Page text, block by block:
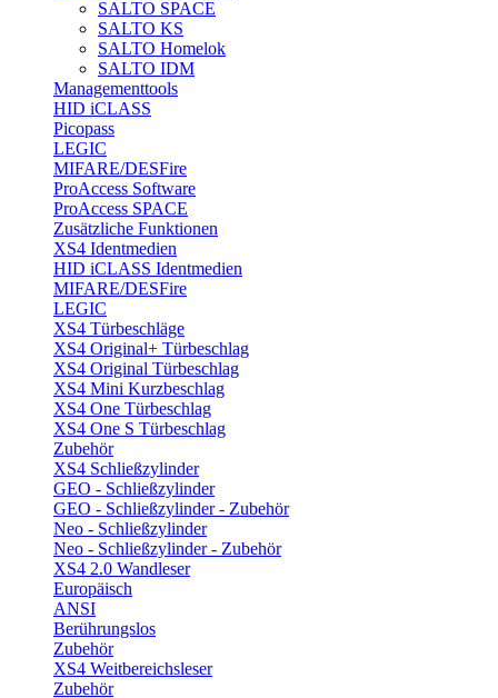
SALTO SPACE
SALTO KS
SALTO Homelok
SALTO IDM
Managementtools
HID iCLASS
Picopass
LEGIC
MIFARE/DESFire
ProAccess Software
ProAccess SPACE
Zusätzliche Funktionen
XS4 Identmedien
HID iCLASS Identmedien
MIFARE/DESFire
LEGIC
XS4 Türbeschläge
XS4 Original+ Türbeschlag
XS4 Original Türbeschlag
XS4 Mini Kurzbeschlag
XS4 One Türbeschlag
XS4 One S Türbeschlag
Zubehör
XS4 Schließzylinder
GEO - Schließzylinder
GEO - Schließzylinder - Zubehör
Neo - Schließzylinder
Neo - Schließzylinder - Zubehör
XS4 2.0 Wandleser
Europäisch
ANSI
Berührungslos
Zubehör
XS4 Weitbereichsleser
Zubehör